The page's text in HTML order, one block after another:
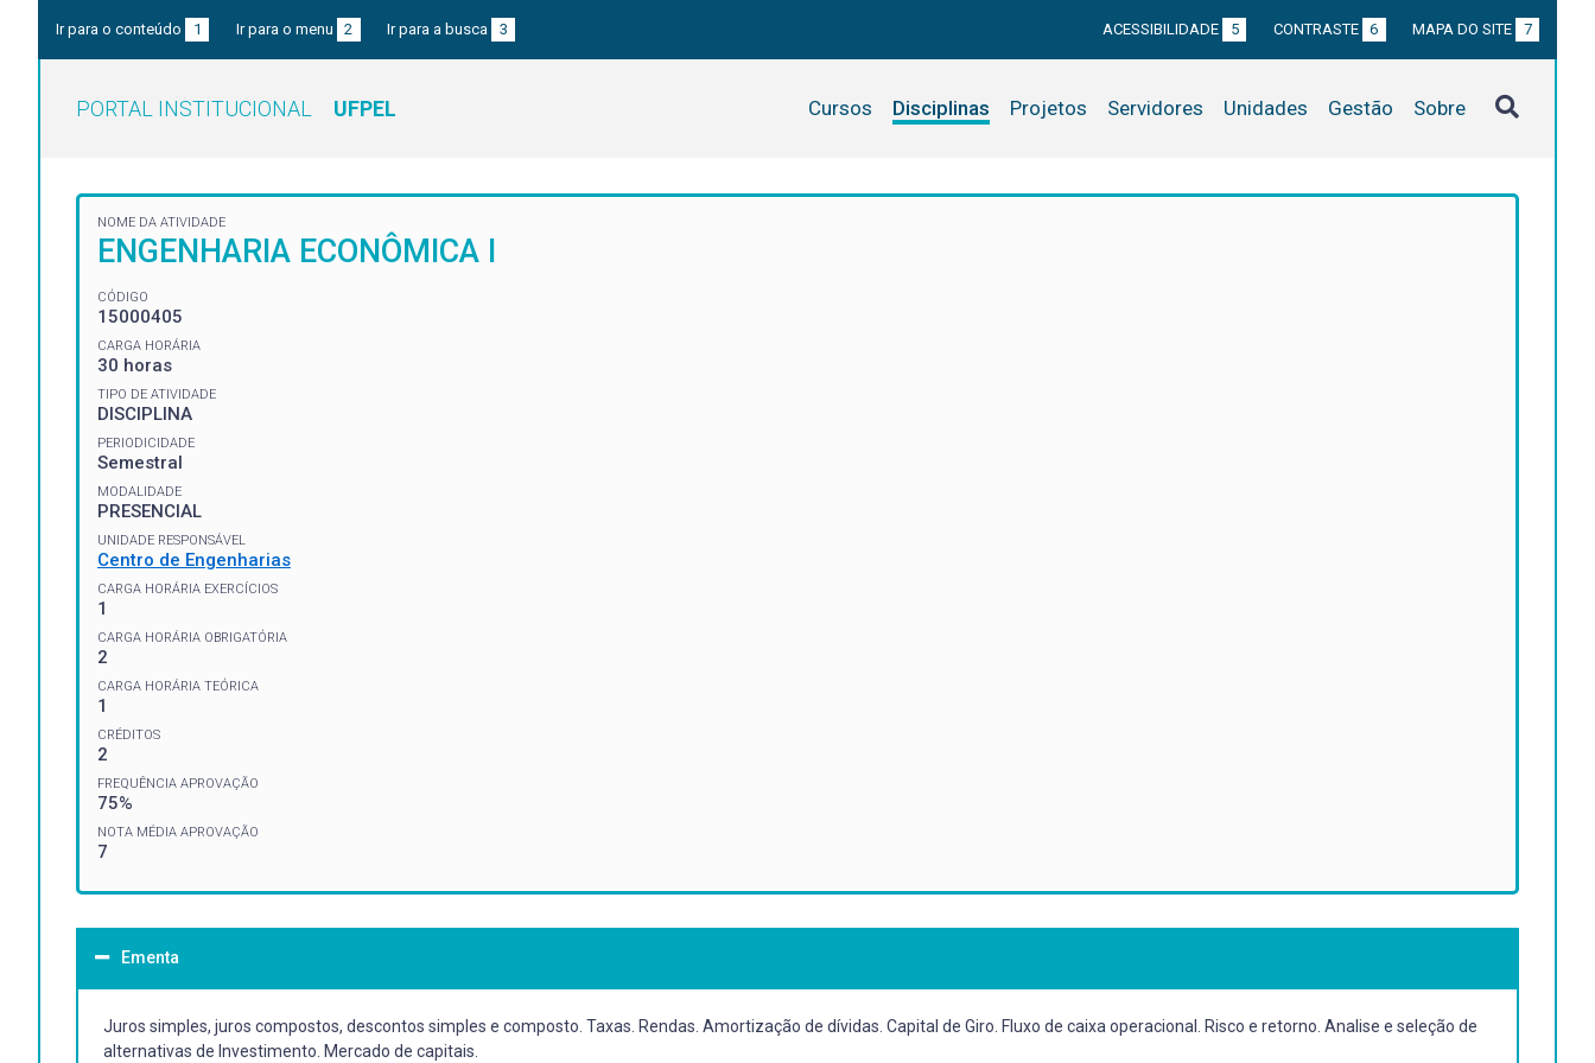
Ir para o conteúdo 1 Ir para o menu 2 Ir para a busca 3 ACESSIBILIDADE 5 CONTRASTE 6 MAPA DO SITE 7
PORTAL INSTITUCIONAL UFPEL Cursos Disciplinas Projetos Servidores Unidades Gestão Sobre
NOME DA ATIVIDADE
ENGENHARIA ECONÔMICA I
CÓDIGO
15000405
CARGA HORÁRIA
30 horas
TIPO DE ATIVIDADE
DISCIPLINA
PERIODICIDADE
Semestral
MODALIDADE
PRESENCIAL
UNIDADE RESPONSÁVEL
Centro de Engenharias
CARGA HORÁRIA EXERCÍCIOS
1
CARGA HORÁRIA OBRIGATÓRIA
2
CARGA HORÁRIA TEÓRICA
1
CRÉDITOS
2
FREQUÊNCIA APROVAÇÃO
75%
NOTA MÉDIA APROVAÇÃO
7
Ementa
Juros simples, juros compostos, descontos simples e composto. Taxas. Rendas. Amortização de dívidas. Capital de Giro. Fluxo de caixa operacional. Risco e retorno. Analise e seleção de
alternativas de Investimento. Mercado de capitais.